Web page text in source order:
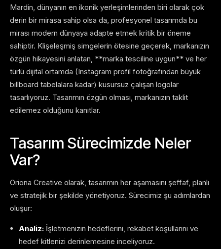
Mardin, dünyanın en ikonik yerleşimlerinden biri olarak çok
derin bir mirasa sahip olsa da, profesyonel tasarımda bu
mirası modern dünyaya adapte etmek kritik bir öneme
sahiptir. Klişeleşmiş simgelerin ötesine geçerek, markanızın
özgün hikayesini anlatan, **marka tesciline uygun** ve her
türlü dijital ortamda (Instagram profil fotoğrafından büyük
billboard tabelalara kadar) kusursuz çalışan logolar
tasarlıyoruz. Tasarımın özgün olması, markanızın taklit
edilemez olduğunu kanıtlar.
Tasarım Sürecimizde Neler
Var?
Oriona Creative olarak, tasarımın her aşamasını şeffaf, planlı
ve stratejik bir şekilde yönetiyoruz. Sürecimiz şu adımlardan
oluşur:
Analiz: İşletmenizin hedeflerini, rekabet koşullarını ve
hedef kitlenizi derinlemesine inceliyoruz.